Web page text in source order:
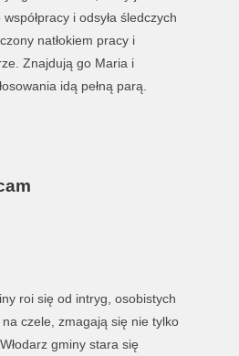
i odsyła śledczych
natłokiem pracy i
Znajdują go Maria i
idą pełną parą.
roi się od intryg, osobistych
czele, zmagają się nie tylko
gminy stara się